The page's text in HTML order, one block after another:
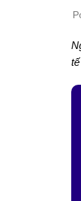
tế